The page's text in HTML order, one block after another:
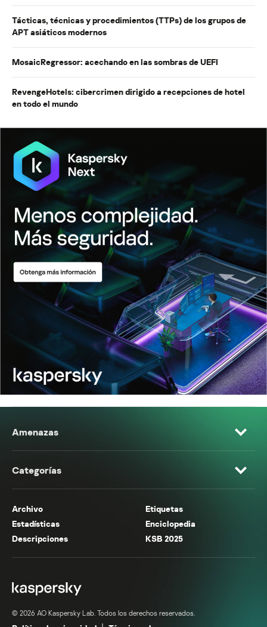
Tácticas, técnicas y procedimientos (TTPs) de los grupos de
APT asiáticos modernos
MosaicRegressor: acechando en las sombras de UEFI
RevengeHotels: cibercrimen dirigido a recepciones de hotel
en todo el mundo
Amenazas
Categorías
Archivo
Etiquetas
Estadísticas
Enciclopedia
Descripciones
KSB 2025
© 2026 AO Kaspersky Lab. Todos los derechos reservados.